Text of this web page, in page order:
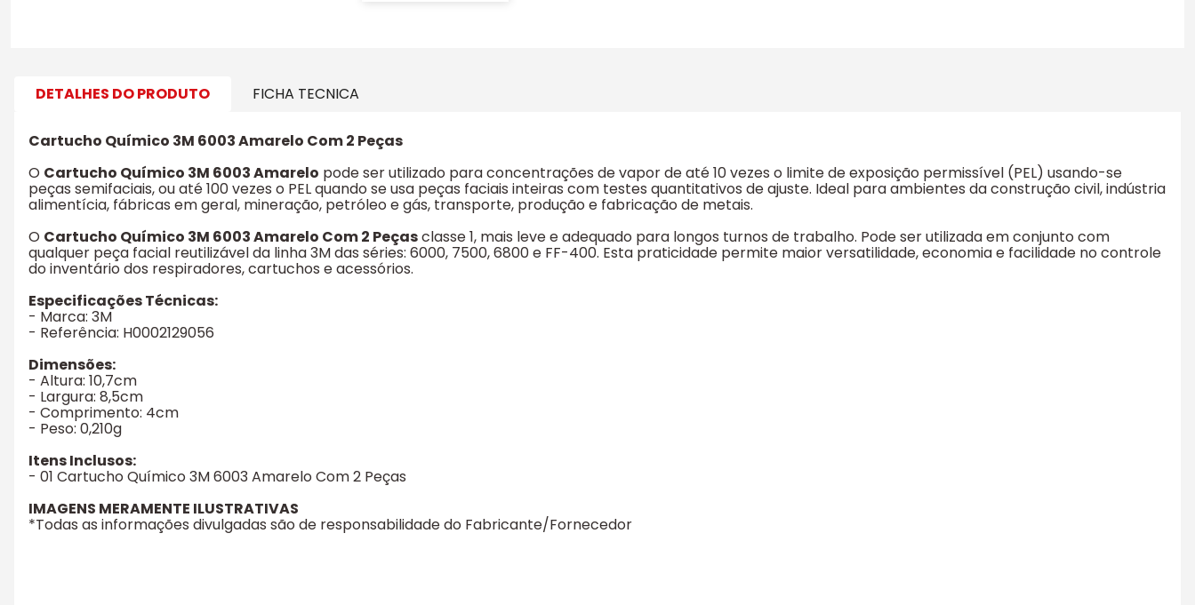
DETALHES DO PRODUTO FICHA TECNICA
Cartucho Químico 3M 6003 Amarelo Com 2 Peças
O Cartucho Químico 3M 6003 Amarelo pode ser utilizado para concentrações de vapor de até 10 vezes o limite de exposição permissível (PEL) usando-se
peças semifaciais, ou até 100 vezes o PEL quando se usa peças faciais inteiras com testes quantitativos de ajuste. Ideal para ambientes da construção civil, indústria
alimentícia, fábricas em geral, mineração, petróleo e gás, transporte, produção e fabricação de metais.
O Cartucho Químico 3M 6003 Amarelo Com 2 Peçasclasse 1, mais leve e adequado para longos turnos de trabalho. Pode ser utilizada em conjunto com
qualquer peça facial reutilizável da linha 3M das séries: 6000, 7500, 6800 e FF-400. Esta praticidade permite maior versatilidade, economia e facilidade no controle
do inventário dos respiradores, cartuchos e acessórios.
Especificações Técnicas:
- Marca: 3M
- Referência: H0002129056
Dimensões:
- Altura: 10,7cm
- Largura: 8,5cm
- Comprimento: 4cm
- Peso: 0,210g
Itens Inclusos:
- 01 Cartucho Químico 3M 6003 Amarelo Com 2 Peças
IMAGENS MERAMENTE ILUSTRATIVAS
*Todas as informações divulgadas são de responsabilidade do Fabricante/Fornecedor